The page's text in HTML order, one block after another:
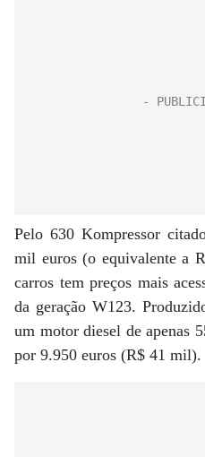
Pelo 630 Kompressor
mil euros (o equivalente a
carros tem preços mais
da geração W123.
um motor diesel de apenas
por 9.950 euros (R$ 41 mil).